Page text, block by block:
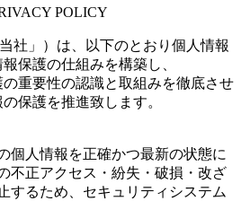
POLICY
社」）は、以下のとおり個人情報
保護の仕組みを構築し、
重要性の認識と取組みを徹底させ
保護を推進致します。
個人情報を正確かつ最新の状態に
不正アクセス・紛失・破損・改ざ
するため、セキュリティシステム